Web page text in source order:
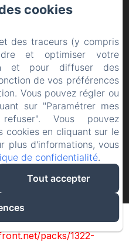
légales
les cookies
de Vente
Loading chunk 1322
packs/1322-
cookies
des traceurs (y compris
et optimiser votre
et pour diffuser des
de vos préférences
Vous pouvez régler ou
sur "Paramétrer mes
Vous pouvez
cookies en cliquant sur le
plus d'informations, vous
de confidentialité.
Tout accepter